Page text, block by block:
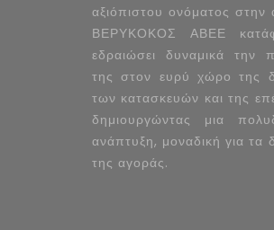
αξιόπιστου ονόματος στην
ΒΕΡΥΚΟΚΟΣ ΑΒΕΕ
εδραιώσει δυναμικά την
της στον ευρύ χώρο της
των κατασκευών και της
δημιουργώντας μια
ανάπτυξη, μοναδική για τα
της αγοράς.